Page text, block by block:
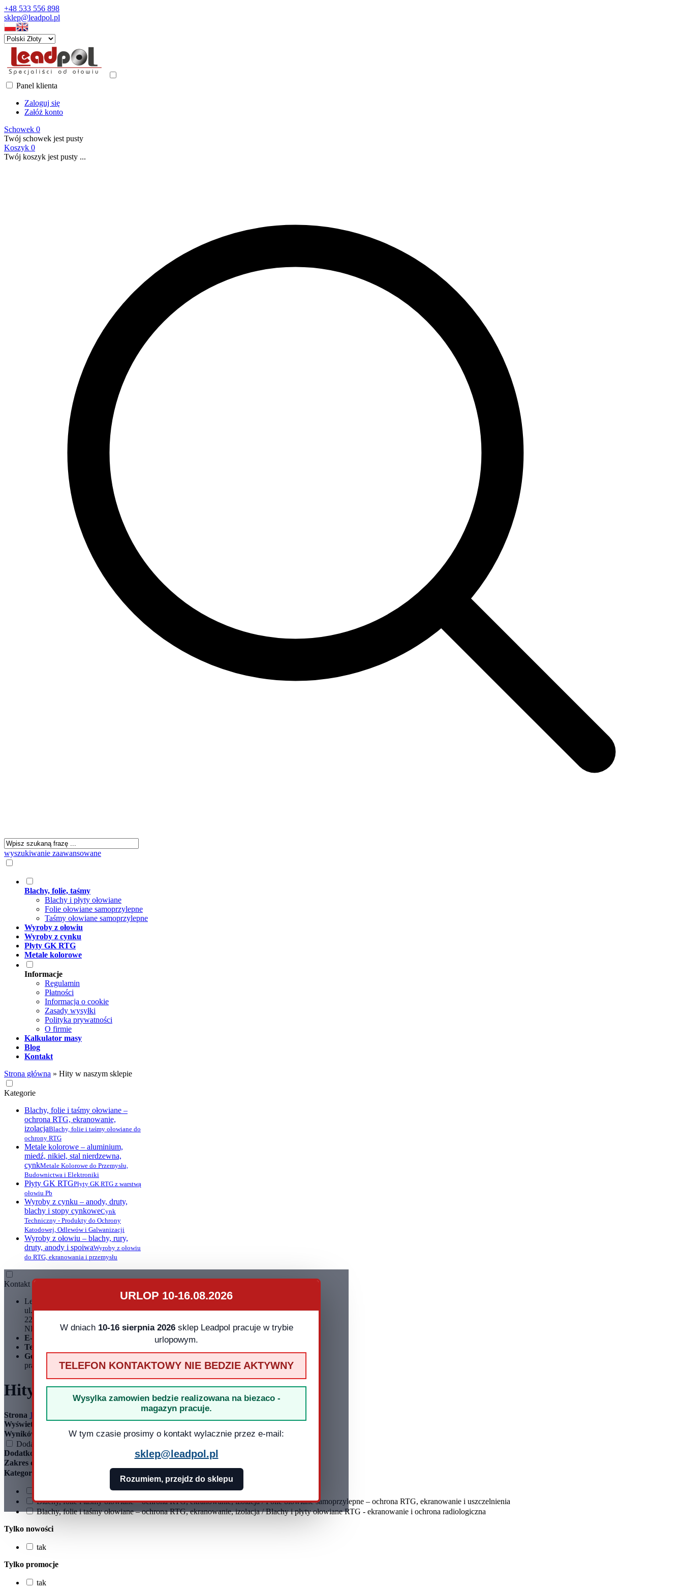
+48 533 556 898
sklep@leadpol.pl
Panel klienta
Zaloguj się
Załóż konto
Schowek 0
Twój schowek jest pusty
Koszyk 0
Twój koszyk jest pusty ...
wyszukiwanie zaawansowane
Blachy, folie, taśmy
Blachy i płyty ołowiane
Folie ołowiane samoprzylepne
Taśmy ołowiane samoprzylepne
Wyroby z ołowiu
Wyroby z cynku
Płyty GK RTG
Metale kolorowe
Informacje
Regulamin
Płatności
Informacja o cookie
Zasady wysyłki
Polityka prywatności
O firmie
Kalkulator masy
Blog
Kontakt
Strona główna » Hity w naszym sklepie
Kategorie
Blachy, folie i taśmy ołowiane –
ochrona RTG, ekranowanie,
izolacjaBlachy, folie i taśmy ołowiane do
ochrony RTG
Metale kolorowe – aluminium,
miedź, nikiel, stal nierdzewna,
cynkMetale Kolorowe do Przemysłu,
Budownictwa i Elektroniki
Płyty GK RTGPłyty GK RTG z warstwą
ołowiu Pb
Wyroby z cynku – anody, druty,
blachy i stopy cynkoweCynk
Techniczny - Produkty do Ochrony
Katodowej, Odlewów i Galwanizacji
Wyroby z ołowiu – blachy, rury,
druty, anody i spoiwaWyroby z ołowiu
do RTG, ekranowania i przemysłu
URLOP 10-16.08.2026
W dniach 10-16 sierpnia 2026sklep Leadpol pracuje w trybie
urlopowym.
TELEFON KONTAKTOWY NIE BEDZIE AKTYWNY
Wysylka zamowien bedzie realizowana na biezaco -
magazyn pracuje.
W tym czasie prosimy o kontakt wylacznie przez e-mail:
sklep@leadpol.pl
Rozumiem, przejdz do sklepu
Kontakt
Leadpol Sp. z o. o.
ul. Okszowska 41
22-100 Chełm
NIP: 899 275 16 00
E-mail:
Telefon
Godziny działania sklepuGodziny
pracy: pn - pt 8:00 - 16:00
Hity w naszym sklepie
Strona 1
Wyświetlaj wg
Wyników na stronie: 15 30 45
Dodatkowe opcje przeglądania
Dodatkowe opcje przeglądania
Zakres cen od
Kategoria
Blachy, folie i taśmy ołowiane – ochrona RTG, ekranowanie, izolacja
Blachy, folie i taśmy ołowiane – ochrona RTG, ekranowanie, izolacja / Folie ołowiane samoprzylepne – ochrona RTG, ekranowanie i uszczelnienia
Blachy, folie i taśmy ołowiane – ochrona RTG, ekranowanie, izolacja / Blachy i płyty ołowiane RTG - ekranowanie i ochrona radiologiczna
Tylko nowości
tak
Tylko promocje
tak